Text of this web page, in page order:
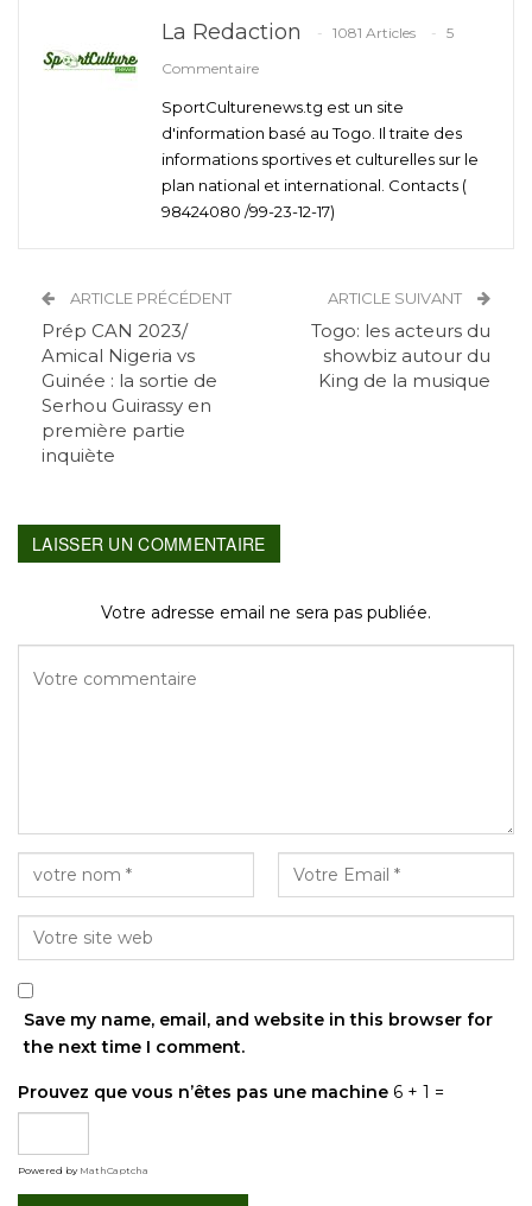
La Redaction 1081 Articles
5
Commentaire
SportCulturenews.tg est un site
d'information basé au Togo. Il traite des
informations sportives et culturelles sur le
plan national et international. Contacts (
98424080 /99-23-12-17)
ARTICLE PRÉCÉDENT
Prép CAN 2023/
Amical Nigeria vs
Guinée : la sortie de
Serhou Guirassy en
première partie
inquiète
ARTICLE SUIVANT
Togo: les acteurs du
showbiz autour du
King de la musique
LAISSER UN COMMENTAIRE
Votre adresse email ne sera pas publiée.
Save my name, email, and website in this browser for
the next time I comment.
Prouvez que vous n’êtes pas une machine 6 + 1 =
Powered by MathCaptcha